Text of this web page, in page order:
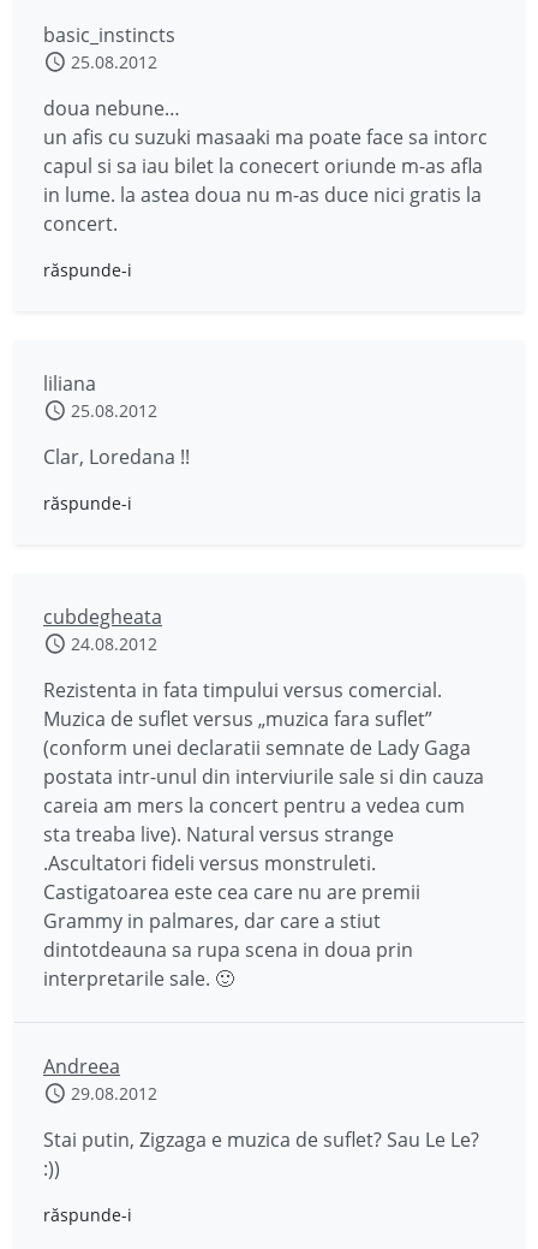
basic_instincts
25.08.2012
doua nebune…
un afis cu suzuki masaaki ma poate face sa intorc
capul si sa iau bilet la conecert oriunde m-as afla
in lume. la astea doua nu m-as duce nici gratis la
concert.
răspunde-i
liliana
25.08.2012
Clar, Loredana !!
răspunde-i
cubdegheata
24.08.2012
Rezistenta in fata timpului versus comercial.
Muzica de suflet versus „muzica fara suflet”
(conform unei declaratii semnate de Lady Gaga
postata intr-unul din interviurile sale si din cauza
careia am mers la concert pentru a vedea cum
sta treaba live). Natural versus strange
.Ascultatori fideli versus monstruleti.
Castigatoarea este cea care nu are premii
Grammy in palmares, dar care a stiut
dintotdeauna sa rupa scena in doua prin
interpretarile sale. 🙂
Andreea
29.08.2012
Stai putin, Zigzaga e muzica de suflet? Sau Le Le?
:))
răspunde-i